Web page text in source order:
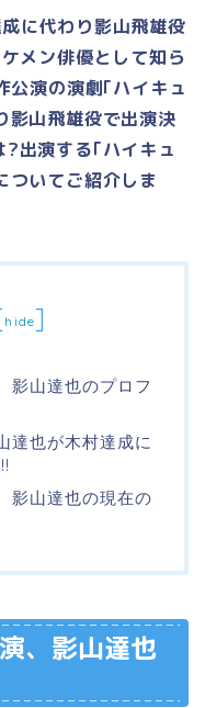
に代わり影山飛雄役
メン俳優として知ら
公演の演劇｢ハイキュ
影山飛雄役で出演決
出演する｢ハイキュ
ついてご紹介しま
hide]
影山達也のプロフ
達也が木村達成に
影山達也の現在の
、影山達也